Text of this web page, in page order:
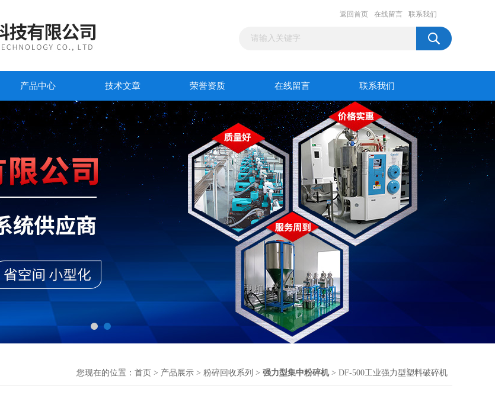
返回首页 在线留言 联系我们
产品中心 技术文章 荣誉资质 在线留言 联系我们
您现在的位置： 首页 > 产品展示 > 粉碎回收系列 > 强力型集中粉碎机> DF-500工业强力型塑料破碎机